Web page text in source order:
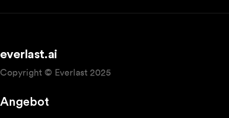
everlast.ai
Copyright © Everlast 2025
Angebot